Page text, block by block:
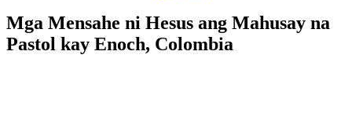
Mga Mensahe ni Hesus ang Mahusay na
Pastol kay Enoch, Colombia